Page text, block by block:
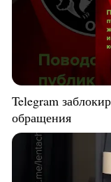
Telegram
обращения